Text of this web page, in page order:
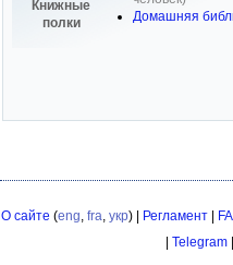
Книжные
полки
Домашняя
О сайте (eng, fra, укр) | Регламент|
Telegram